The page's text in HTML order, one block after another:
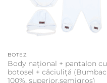
BOTEZ
Body național + pantalon cu
botoșel + căciuliță (Bumbac
100%, superior,semigros)